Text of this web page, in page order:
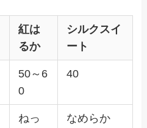
紅は
るか
シルクスイ
ート
50～6
0
40
ねっ
なめらか